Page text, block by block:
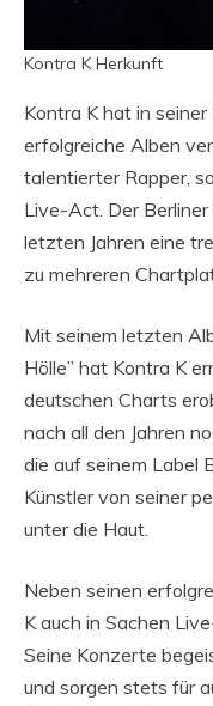
Kontra K Herkunft
Kontra K hat in
erfolgreiche Alben
talentierter Rapper,
Live-Act. Der
letzten Jahren eine
zu mehreren
Mit seinem letzten
Hölle” hat Kontra K
deutschen Charts
nach all den Jahren
die auf seinem Label
Künstler von seiner
unter die Haut.
Neben seinen
K auch in Sachen
Seine Konzerte
und sorgen stets für